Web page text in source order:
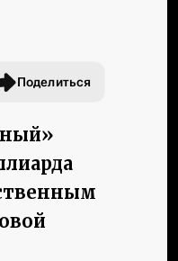
Поделиться